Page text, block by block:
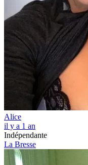
Alice
il y a 1 an
Indépendante
La Bresse